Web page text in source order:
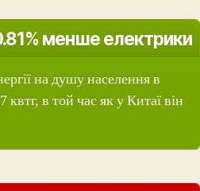
менше електрики
на душу населення в
квтг, в той час як у Китаї він